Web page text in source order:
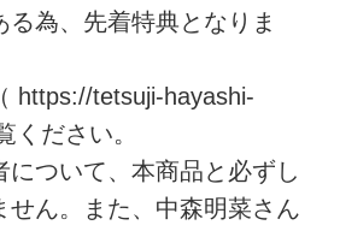
為、先着特典となりま
https://tetsuji-hayashi-
ください。
ついて、本商品と必ずし
せん。また、中森明菜さん